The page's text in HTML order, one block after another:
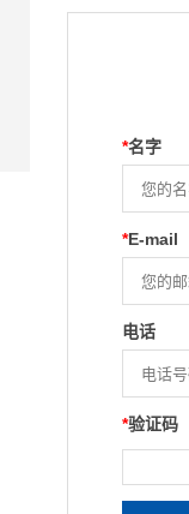
*名字
*E-mail
电话
*验证码